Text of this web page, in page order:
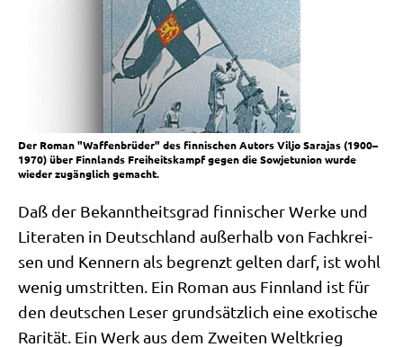
Der Roman "Waffenbrüder" des finnischen Autors Viljo Sarajas (1900–
1970) über Finnlands Freiheitskampf gegen die Sowjetunion wurde
wieder zugänglich gemacht.
Daß der Bekannt­heits­grad fin­ni­scher Wer­ke und
Lite­ra­ten in Deutsch­land außer­halb von Fach­krei­
sen und Ken­nern als begrenzt gel­ten darf, ist wohl
wenig umstrit­ten. Ein Roman aus Finn­land ist für
den deut­schen Leser grund­sätz­lich eine exo­ti­sche
Rari­tät. Ein Werk aus dem Zwei­ten Welt­krieg